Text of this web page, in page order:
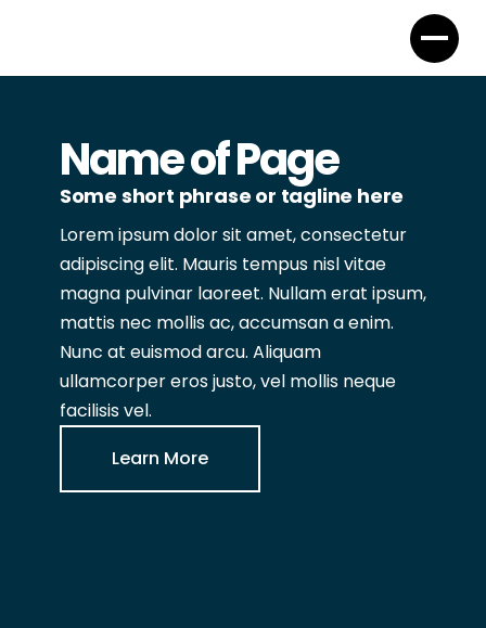
Name of Page
Some short phrase or tagline here
Lorem ipsum dolor sit amet, consectetur
adipiscing elit. Mauris tempus nisl vitae
magna pulvinar laoreet. Nullam erat ipsum,
mattis nec mollis ac, accumsan a enim.
Nunc at euismod arcu. Aliquam
ullamcorper eros justo, vel mollis neque
facilisis vel.
Learn More